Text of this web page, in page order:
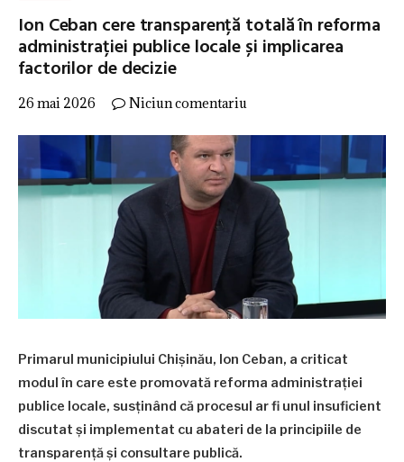
Ion Ceban cere transparență totală în reforma
administrației publice locale și implicarea
factorilor de decizie
26 mai 2026 Niciun comentariu
Primarul municipiului Chișinău, Ion Ceban, a criticat
modul în care este promovată reforma administrației
publice locale, susținând că procesul ar fi unul insuficient
discutat și implementat cu abateri de la principiile de
transparență și consultare publică.